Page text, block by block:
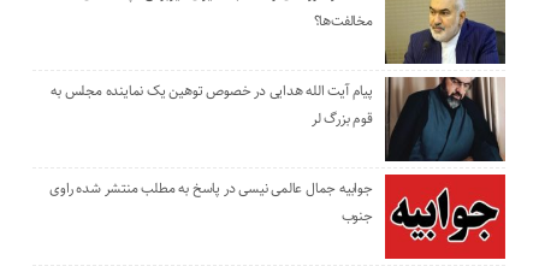
مخالفت‌ها؟
پیام آیت الله هدایی در خصوص توهین یک نماینده مجلس به
قوم بزرگ لر
جوابیه جمال عالمی نیسی در پاسخ به مطلب منتشر شده راوی
جنوب